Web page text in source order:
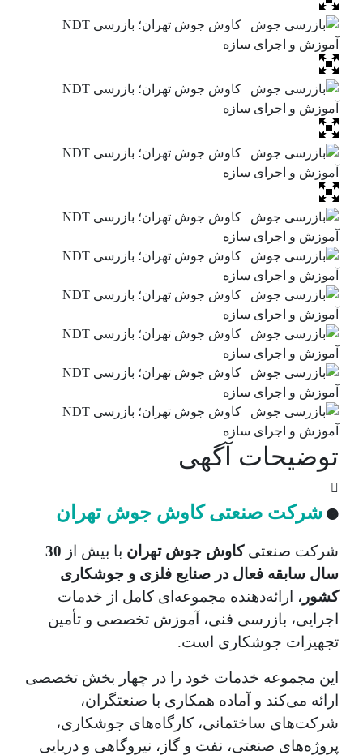
توضیحات آگهی
🟠 شرکت صنعتی کاوش جوش تهران
شرکت صنعتیکاوش جوش تهران با بیش از 30
سال سابقه فعال در صنایع فلزی و جوشکاری
کشور ، ارائه‌دهنده مجموعه‌ای کامل از خدمات
اجرایی، بازرسی فنی، آموزش تخصصی و تأمین
تجهیزات جوشکاری است.
این مجموعه خدمات خود را در چهار بخش تخصصی
ارائه می‌کند و آماده همکاری با صنعتگران،
شرکت‌های ساختمانی، کارگاه‌های جوشکاری،
پروژه‌های صنعتی، نفت و گاز، نیروگاهی و دریایی